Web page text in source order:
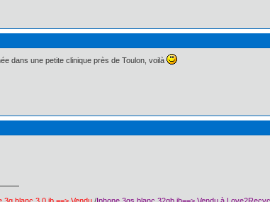
dans une petite clinique près de Toulon, voilà